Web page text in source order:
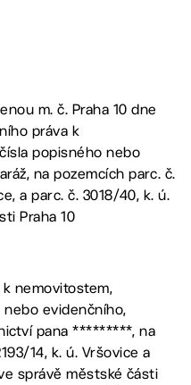
m. č. Praha 10 dne
práva k
popisného nebo
na pozemcích parc. č.
a parc. č. 3018/40, k. ú.
Praha 10
nemovitostem,
evidenčního,
pana *********, na
14, k. ú. Vršovice a
správě městské části